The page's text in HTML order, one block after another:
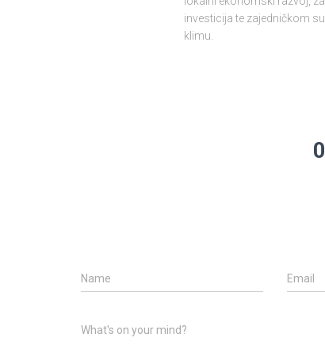
investicija te zajedničkom
klimu.
Name Email
What's on your mind?